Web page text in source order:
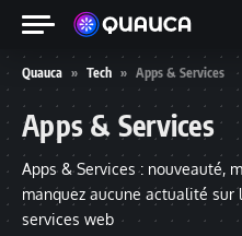
Quauca » Tech » Apps & Services
Apps & Services
Apps & Services : nouveauté,
manquez aucune actualité
services web